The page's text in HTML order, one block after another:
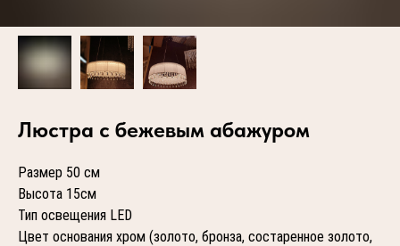
Люстра с бежевым абажуром
Размер 50 см
Высота 15см
Тип освещения LED
Цвет основания хром (золото, бронза, состаренное золото,